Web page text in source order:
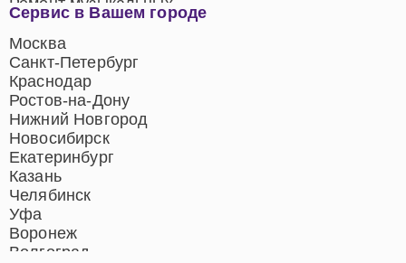
Сервис в Вашем городе
Москва
Санкт-Петербург
Краснодар
Ростов-на-Дону
Нижний Новгород
Новосибирск
Екатеринбург
Казань
Челябинск
Уфа
Воронеж
Волгоград
Ремонт музыкальных
центров
Ремонт домашних
кинотеатров
Ремонт микрофонов
Ремонт акустических
систем